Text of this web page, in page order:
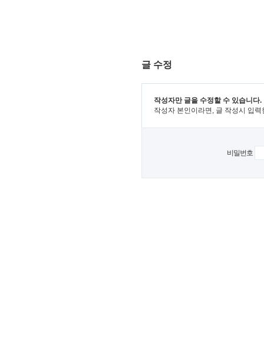
글 수정
작성자만 글을 수정할 수 있습니다.
작성자 본인이라면, 글 작성시 입
비밀번호